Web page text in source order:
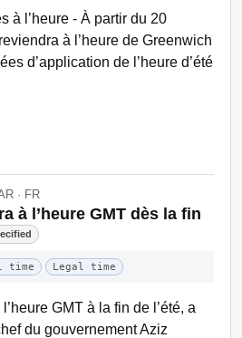
à l’heure - À partir du 20
à l’heure de Greenwich
d’application de l’heure d’été
· FR
à l’heure GMT dès la fin
time Legal time
GMT à la fin de l’été, a
du gouvernement Aziz